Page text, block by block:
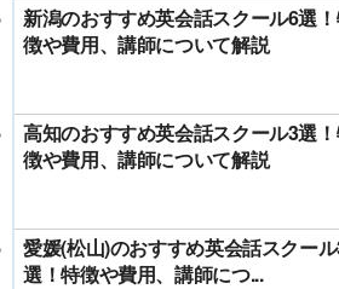
新潟のおすすめ英会話スクール6選
徴や費用、講師について解説
高知のおすすめ英会話スクール3選
徴や費用、講師について解説
愛媛(松山)のおすすめ英会話スクー
選！特徴や費用、講師につ...